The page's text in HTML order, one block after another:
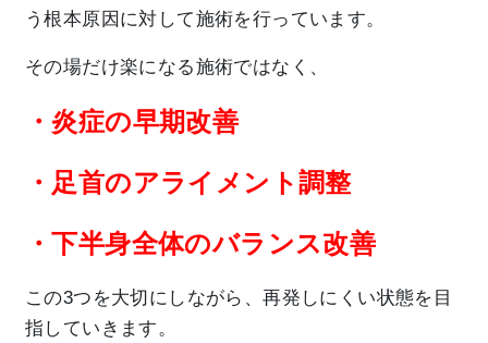
う根本原因に対して施術を行っています。
その場だけ楽になる施術ではなく、
・炎症の早期改善
・足首のアライメント調整
・下半身全体のバランス改善
この3つを大切にしながら、再発しにくい状態を目
指していきます。